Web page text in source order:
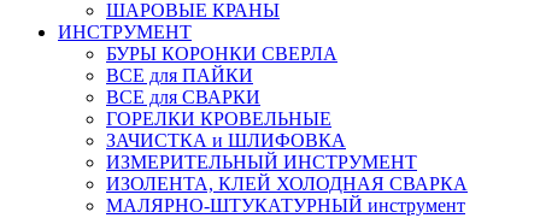
ШАРОВЫЕ КРАНЫ
ИНСТРУМЕНТ
БУРЫ КОРОНКИ СВЕРЛА
ВСЕ для ПАЙКИ
ВСЕ для СВАРКИ
ГОРЕЛКИ КРОВЕЛЬНЫЕ
ЗАЧИСТКА и ШЛИФОВКА
ИЗМЕРИТЕЛЬНЫЙ ИНСТРУМЕНТ
ИЗОЛЕНТА, КЛЕЙ ХОЛОДНАЯ СВАРКА
МАЛЯРНО-ШТУКАТУРНЫЙ инструмент